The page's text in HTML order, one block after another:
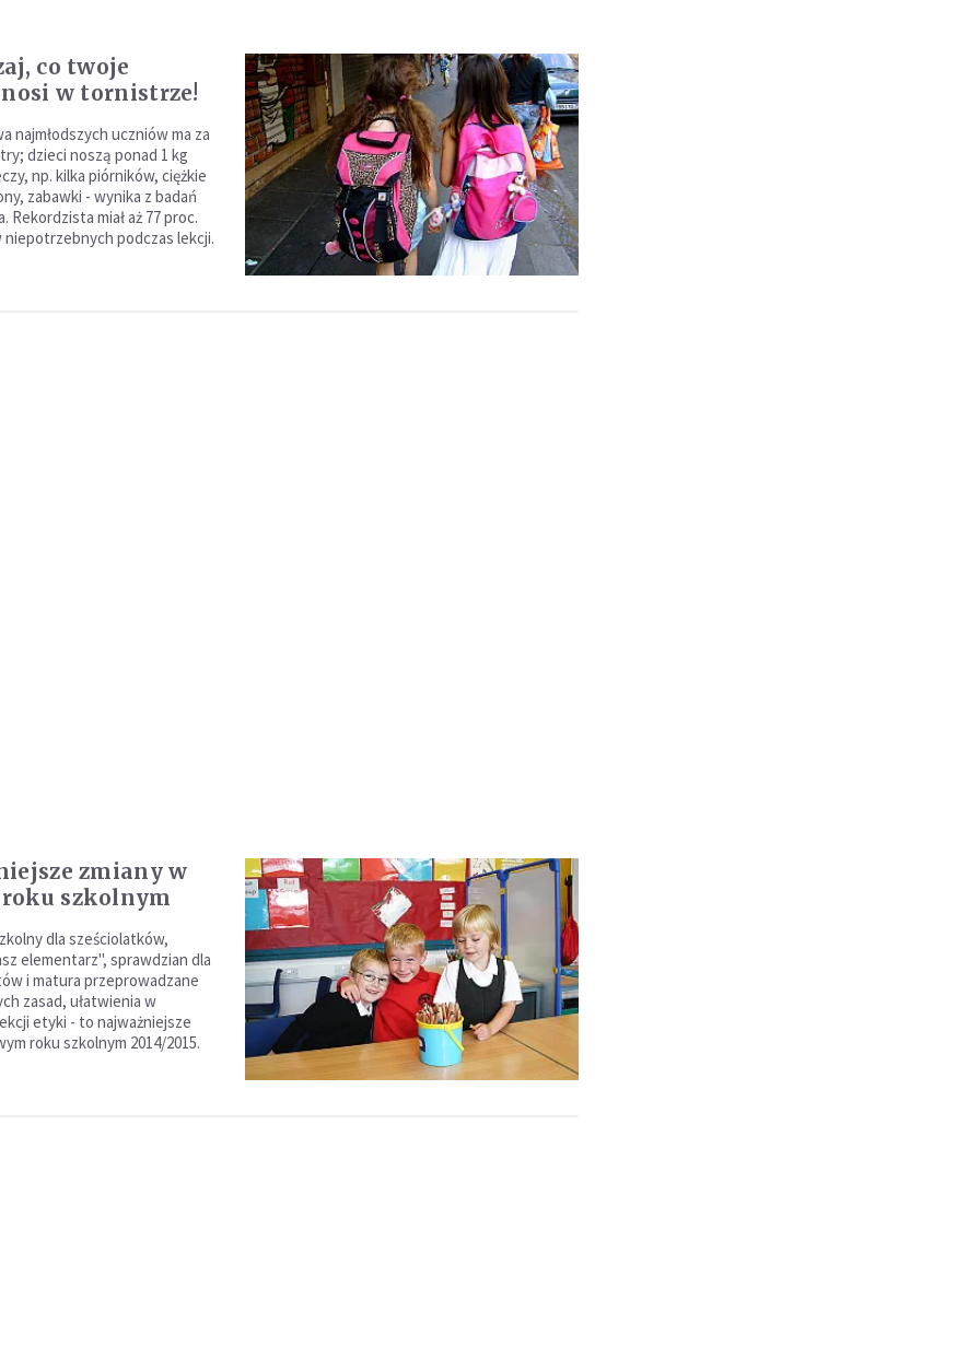
co twoje
w tornistrze!
najmłodszych uczniów ma za
dzieci noszą ponad 1 kg
np. kilka piórników, ciężkie
zabawki - wynika z badań
Rekordzista miał aż 77 proc.
podczas lekcji.
zmiany w
szkolnym
dla sześciolatków,
elementarz", sprawdzian dla
i matura przeprowadzane
zasad, ułatwienia w
etyki - to najważniejsze
roku szkolnym 2014/2015.